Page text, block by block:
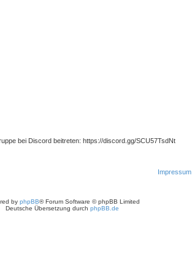
bei Discord beitreten: https://discord.gg/SCU57TsdNt
Impressum
by phpBB® Forum Software © phpBB Limited
Deutsche Übersetzung durch phpBB.de